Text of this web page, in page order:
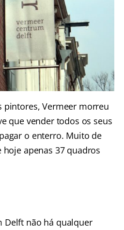
pintores, Vermeer morreu
que vender todos os seus
o enterro. Muito de
apenas 37 quadros
Delft não há qualquer